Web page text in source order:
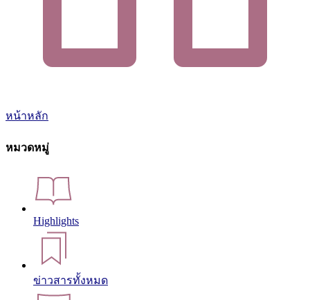
หน้าหลัก
หมวดหมู่
Highlights
ข่าวสารทั้งหมด